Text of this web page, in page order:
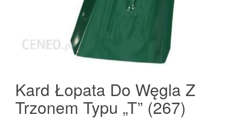
Kard Łopata Do Węgla Z
Trzonem Typu „T” (267)